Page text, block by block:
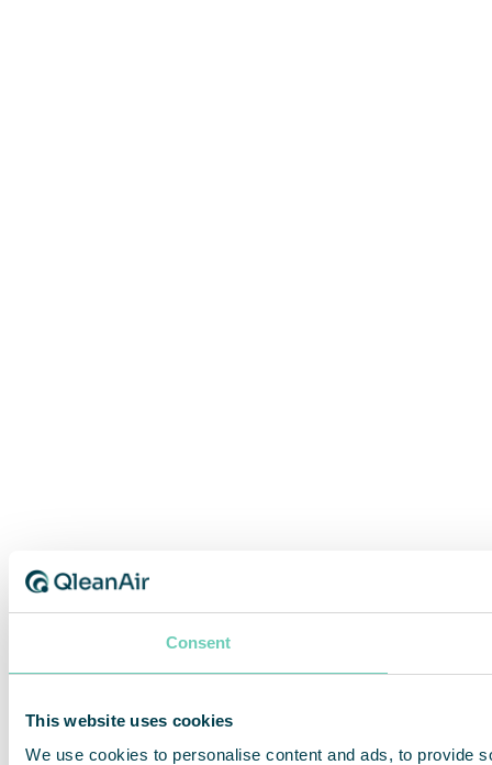
Consent
This website uses cookies
We use cookies to personalise content and ads, to provide